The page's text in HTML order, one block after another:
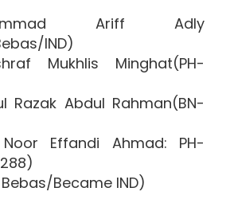
Ariff Adly
IND)
Mukhlis Minghat(PH-
Razak Abdul Rahman(BN-
Effandi Ahmad: PH-
Became IND)